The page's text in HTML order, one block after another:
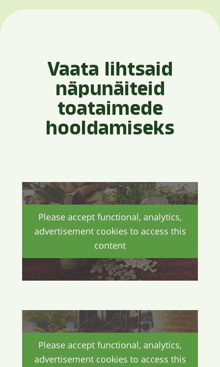
Vaata lihtsaid
näpunäiteid
toataimede
hooldamiseks
Please accept functional, analytics,
advertisement cookies to access this
content
Please accept functional, analytics,
advertisement cookies to access this